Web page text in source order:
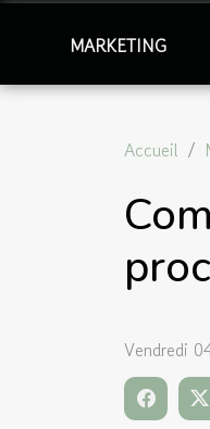
MARKETING
Accueil
Vendredi